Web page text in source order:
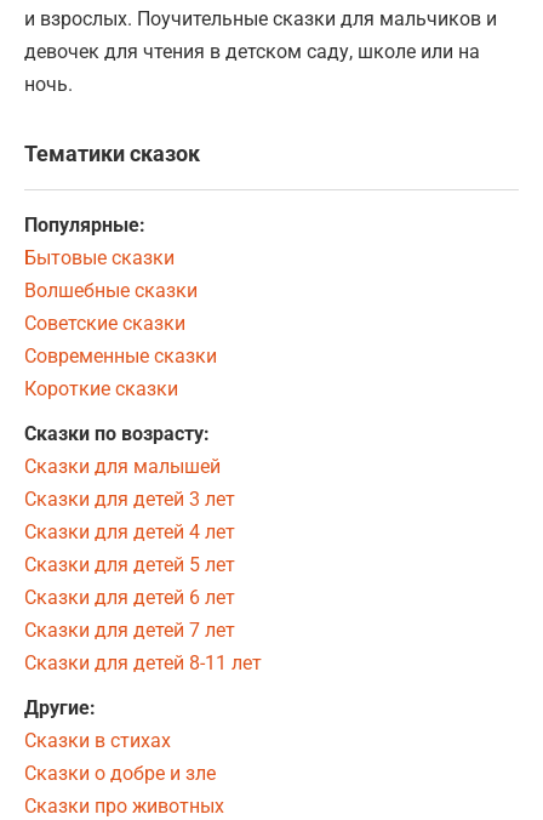
и взрослых. Поучительные сказки для мальчиков и
девочек для чтения в детском саду, школе или на
ночь.
Тематики сказок
Популярные:
Бытовые сказки
Волшебные сказки
Советские сказки
Современные сказки
Короткие сказки
Сказки по возрасту:
Сказки для малышей
Сказки для детей 3 лет
Сказки для детей 4 лет
Сказки для детей 5 лет
Сказки для детей 6 лет
Сказки для детей 7 лет
Сказки для детей 8-11 лет
Другие:
Сказки в стихах
Сказки о добре и зле
Сказки про животных